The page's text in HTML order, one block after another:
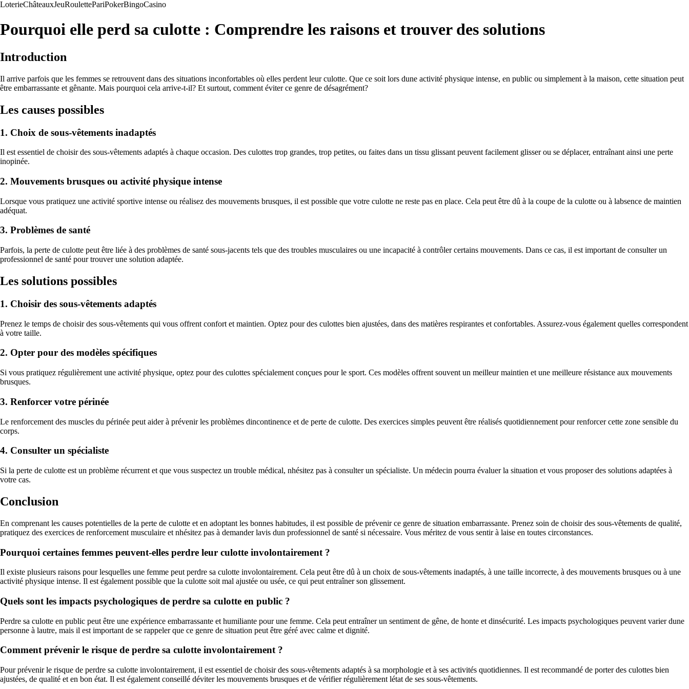
LoterieChâteauxJeuRoulettePariPokerBingoCasino
Pourquoi elle perd sa culotte : Comprendre les raisons et trouver des solutions
Introduction
Il arrive parfois que les femmes se retrouvent dans des situations inconfortables où elles perdent leur culotte. Que ce soit lors dune activité physique intense, en public ou simplement à la maison, cette situation peut
être embarrassante et gênante. Mais pourquoi cela arrive-t-il? Et surtout, comment éviter ce genre de désagrément?
Les causes possibles
1. Choix de sous-vêtements inadaptés
Il est essentiel de choisir des sous-vêtements adaptés à chaque occasion. Des culottes trop grandes, trop petites, ou faites dans un tissu glissant peuvent facilement glisser ou se déplacer, entraînant ainsi une perte
inopinée.
2. Mouvements brusques ou activité physique intense
Lorsque vous pratiquez une activité sportive intense ou réalisez des mouvements brusques, il est possible que votre culotte ne reste pas en place. Cela peut être dû à la coupe de la culotte ou à labsence de maintien
adéquat.
3. Problèmes de santé
Parfois, la perte de culotte peut être liée à des problèmes de santé sous-jacents tels que des troubles musculaires ou une incapacité à contrôler certains mouvements. Dans ce cas, il est important de consulter un
professionnel de santé pour trouver une solution adaptée.
Les solutions possibles
1. Choisir des sous-vêtements adaptés
Prenez le temps de choisir des sous-vêtements qui vous offrent confort et maintien. Optez pour des culottes bien ajustées, dans des matières respirantes et confortables. Assurez-vous également quelles correspondent
à votre taille.
2. Opter pour des modèles spécifiques
Si vous pratiquez régulièrement une activité physique, optez pour des culottes spécialement conçues pour le sport. Ces modèles offrent souvent un meilleur maintien et une meilleure résistance aux mouvements
brusques.
3. Renforcer votre périnée
Le renforcement des muscles du périnée peut aider à prévenir les problèmes dincontinence et de perte de culotte. Des exercices simples peuvent être réalisés quotidiennement pour renforcer cette zone sensible du
corps.
4. Consulter un spécialiste
Si la perte de culotte est un problème récurrent et que vous suspectez un trouble médical, nhésitez pas à consulter un spécialiste. Un médecin pourra évaluer la situation et vous proposer des solutions adaptées à
votre cas.
Conclusion
En comprenant les causes potentielles de la perte de culotte et en adoptant les bonnes habitudes, il est possible de prévenir ce genre de situation embarrassante. Prenez soin de choisir des sous-vêtements de qualité,
pratiquez des exercices de renforcement musculaire et nhésitez pas à demander lavis dun professionnel de santé si nécessaire. Vous méritez de vous sentir à laise en toutes circonstances.
Pourquoi certaines femmes peuvent-elles perdre leur culotte involontairement ?
Il existe plusieurs raisons pour lesquelles une femme peut perdre sa culotte involontairement. Cela peut être dû à un choix de sous-vêtements inadaptés, à une taille incorrecte, à des mouvements brusques ou à une
activité physique intense. Il est également possible que la culotte soit mal ajustée ou usée, ce qui peut entraîner son glissement.
Quels sont les impacts psychologiques de perdre sa culotte en public ?
Perdre sa culotte en public peut être une expérience embarrassante et humiliante pour une femme. Cela peut entraîner un sentiment de gêne, de honte et dinsécurité. Les impacts psychologiques peuvent varier dune
personne à lautre, mais il est important de se rappeler que ce genre de situation peut être géré avec calme et dignité.
Comment prévenir le risque de perdre sa culotte involontairement ?
Pour prévenir le risque de perdre sa culotte involontairement, il est essentiel de choisir des sous-vêtements adaptés à sa morphologie et à ses activités quotidiennes. Il est recommandé de porter des culottes bien
ajustées, de qualité et en bon état. Il est également conseillé déviter les mouvements brusques et de vérifier régulièrement létat de ses sous-vêtements.